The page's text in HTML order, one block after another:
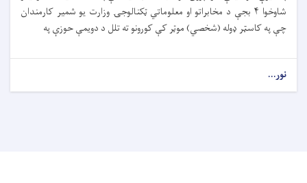
شاوخوا ۴ بجې د مخابراتو او معلوماتي ټکنالوجۍ وزارت یو شمیر کارمندان
چې په کاسټر ډوله (شخصي) موټر کې کورونو ته تلل د دویمې حوزې په
نور...